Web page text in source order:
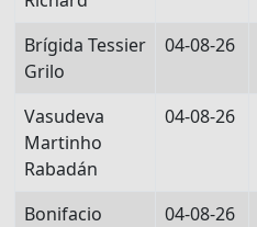
Brígida Tessier
Grilo
04-08-26
Vasudeva
Martinho
Rabadán
04-08-26
Bonifacio
04-08-26